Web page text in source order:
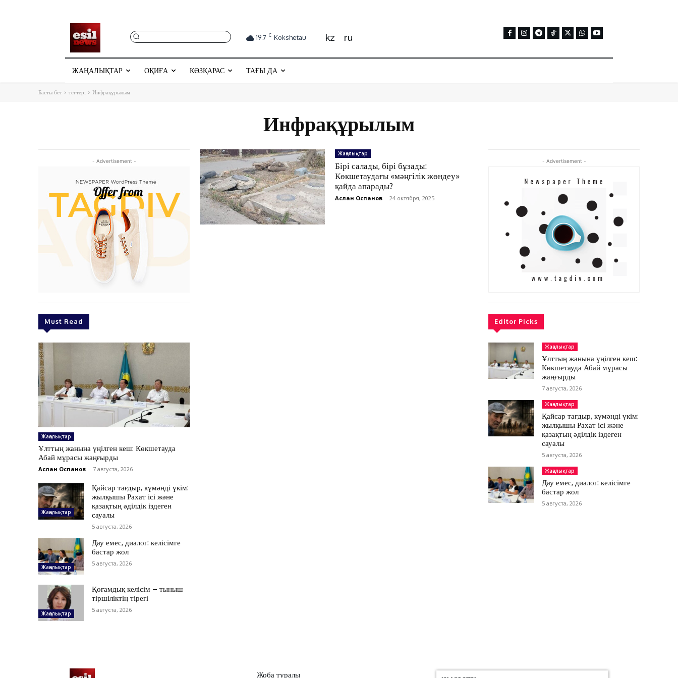
19.7 C Kokshetau kz ru
ЖАҢАЛЫҚТАР ОҚИҒА КӨЗҚАРАС ТАҒЫ ДА
Басты бет тегтері Инфрақұрылым
Инфрақұрылым
- Advertisement -
Must Read
Жаңалықтар
Ұлттың жанына үңілген кеш: Көкшетауда
Абай мұрасы жаңғырды
Аслан Оспанов - 7 августа, 2026
Жаңалықтар
Қайсар тағдыр, күмәнді үкім:
жылқышы Рахат ісі және
қазақтың әділдік іздеген
сауалы
5 августа, 2026
Жаңалықтар
Дау емес, диалог: келісімге
бастар жол
5 августа, 2026
Жаңалықтар
Қоғамдық келісім – тыныш
тіршіліктің тірегі
5 августа, 2026
Жаңалықтар
Бірі салады, бірі бұзады:
Көкшетаудағы «мәңгілік жөндеу»
қайда апарады?
Аслан Оспанов - 24 октября, 2025
- Advertisement -
Editor Picks
Жаңалықтар
Ұлттың жанына үңілген кеш:
Көкшетауда Абай мұрасы
жаңғырды
7 августа, 2026
Жаңалықтар
Қайсар тағдыр, күмәнді үкім:
жылқышы Рахат ісі және
қазақтың әділдік іздеген
сауалы
5 августа, 2026
Жаңалықтар
Дау емес, диалог: келісімге
бастар жол
5 августа, 2026
Жоба туралы